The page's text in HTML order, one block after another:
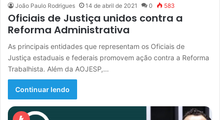
João Paulo Rodrigues 14 de abril de 2021 0 583
Oficiais de Justiça unidos contra a
Reforma Administrativa
As principais entidades que representam os Oficiais de
Justiça estaduais e federais promovem ação contra a Reforma
Trabalhista. Além da AOJESP,…
Continuar lendo